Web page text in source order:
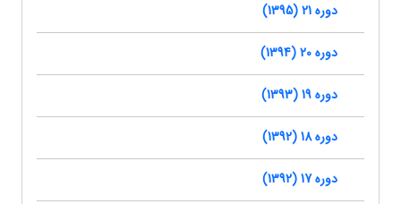
دوره 21 (1395)
دوره 20 (1394)
دوره 19 (1393)
دوره 18 (1392)
دوره 17 (1392)